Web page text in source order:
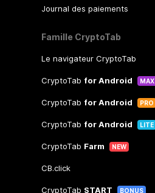
Journal des paiements
Famille CryptoTab
Le navigateur CryptoTab
CryptoTab for Android MAX
CryptoTab for Android PRO
CryptoTab for Android LITE
CryptoTab Farm NEW
CB.click
CryptoTab START BONUS